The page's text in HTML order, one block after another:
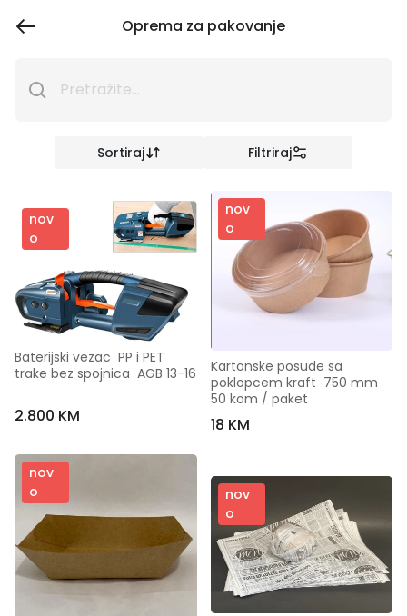
Oprema za pakovanje
Sortiraj Filtriraj
nov
o
Baterijski vezac  PP i PET
trake bez spojnica  AGB 13-16
2.800 KM
nov
o
Kartonske posude sa
poklopcem kraft  750 mm
50 kom / paket
18 KM
nov
o
nov
o